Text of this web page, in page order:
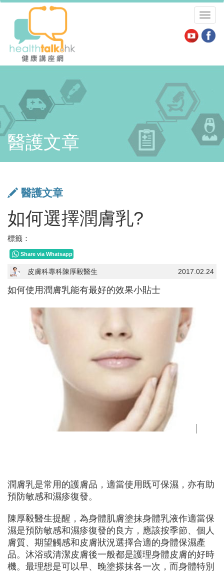
醫護文章
醫護文章
如何選擇潤膚乳?
標籤：
Share via Whatsapp
2017.02.24
皮膚科專科陳厚毅醫生
如何使用潤膚乳能有最好的效果小貼士
潤膚乳是常用的護膚品，適當使用既可保濕，亦有助
預防敏感和濕疹復發。
陳厚毅醫生提醒，為身體肌膚塗抹身體乳液作適當保
濕是預防敏感和濕疹復發的良方，應該按季節、個人
膚質、期望觸感和皮膚狀況選擇合適的身體保濕產
品。沐浴或清潔皮膚後一般都是護理身體皮膚的好時
機。最理想是可以早、晚塗搽抹各一次，而身體特別